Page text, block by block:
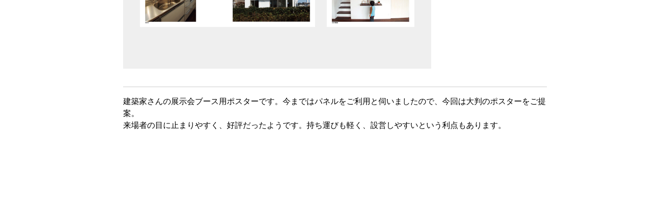
建築家さんの展示会ブース用ポスターです。今まではパネルをご利用と伺いましたので、今回は大判のポスターをご提
案。
来場者の目に止まりやすく、好評だったようです。持ち運びも軽く、設営しやすいという利点もあります。